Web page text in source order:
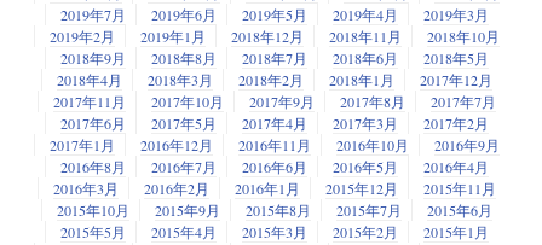
2019年7月
2019年6月 2019年5月 2019年4月
2019年3月
2019年2月
2019年1月 2018年12月 2018年11月
2018年10月
2018年9月
2018年8月 2018年7月 2018年6月
2018年5月
2018年4月
2018年3月 2018年2月 2018年1月
2017年12月
2017年11月
2017年10月 2017年9月 2017年8月
2017年7月
2017年6月
2017年5月 2017年4月 2017年3月
2017年2月
2017年1月
2016年12月 2016年11月 2016年10月
2016年9月
2016年8月
2016年7月 2016年6月 2016年5月
2016年4月
2016年3月
2016年2月 2016年1月 2015年12月
2015年11月
2015年10月
2015年9月 2015年8月 2015年7月
2015年6月
2015年5月
2015年4月 2015年3月 2015年2月
2015年1月